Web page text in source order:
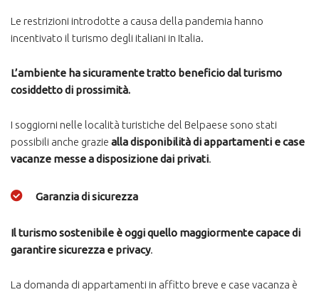
Le restrizioni introdotte a causa della pandemia hanno
incentivato il turismo degli italiani in Italia.
L’ambiente ha sicuramente tratto beneficio dal turismo
cosiddetto di prossimità.
I soggiorni nelle località turistiche del Belpaese sono stati
possibili anche grazie alla disponibilità di appartamenti e case
vacanze messe a disposizione dai privati.
Garanzia di sicurezza
Il turismo sostenibile è oggi quello maggiormente capace di
garantire sicurezza e privacy.
La domanda di appartamenti in affitto breve e case vacanza è